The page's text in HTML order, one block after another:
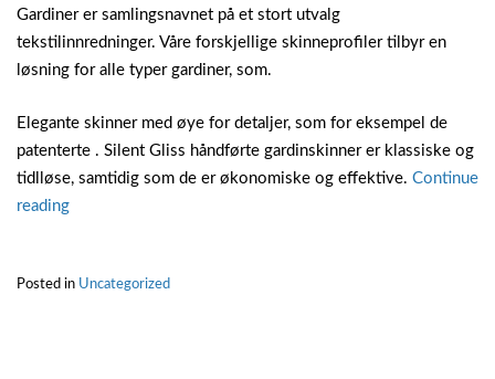
Gardiner er samlingsnavnet på et stort utvalg
tekstilinnredninger. Våre forskjellige skinneprofiler tilbyr en
løsning for alle typer gardiner, som.
Elegante skinner med øye for detaljer, som for eksempel de
patenterte . Silent Gliss håndførte gardinskinner er klassiske og
tidlløse, samtidig som de er økonomiske og effektive. Continue
reading“Gardiner
Posted in Uncategorized